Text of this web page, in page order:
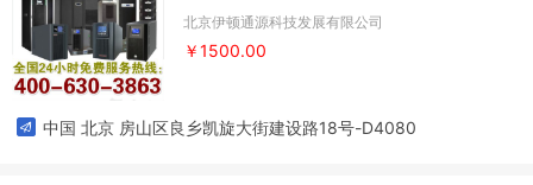
北京伊顿通源科技发展有限公司
￥1500.00
中国 北京 房山区良乡凯旋大街建设路18号-D4080